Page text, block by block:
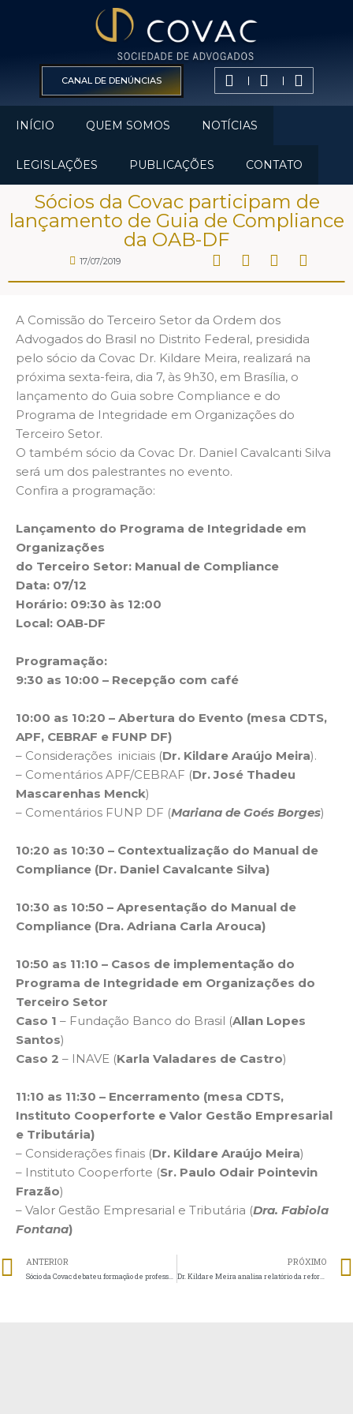
CANAL DE DENÚNCIAS
INÍCIO QUEM SOMOS NOTÍCIAS
LEGISLAÇÕES PUBLICAÇÕES CONTATO
Sócios da Covac participam de
lançamento de Guia de Compliance
da OAB-DF
17/07/2019
A Comissão do Terceiro Setor da Ordem dos
Advogados do Brasil no Distrito Federal, presidida
pelo sócio da Covac Dr. Kildare Meira, realizará na
próxima sexta-feira, dia 7, às 9h30, em Brasília, o
lançamento do Guia sobre Compliance e do
Programa de Integridade em Organizações do
Terceiro Setor.
O também sócio da Covac Dr. Daniel Cavalcanti Silva
será um dos palestrantes no evento.
Confira a programação:
Lançamento do Programa de Integridade em
Organizações
do Terceiro Setor: Manual de Compliance
Data: 07/12
Horário: 09:30 às 12:00
Local: OAB-DF
Programação:
9:30 as 10:00 – Recepção com café
10:00 as 10:20 – Abertura do Evento (mesa CDTS,
APF, CEBRAF e FUNP DF)
– Considerações iniciais (Dr. Kildare Araújo Meira).
– Comentários APF/CEBRAF (Dr. José Thadeu
Mascarenhas Menck)
– Comentários FUNP DF (Mariana de Goés Borges)
10:20 as 10:30 – Contextualização do Manual de
Compliance (Dr. Daniel Cavalcante Silva)
10:30 as 10:50 – Apresentação do Manual de
Compliance (Dra. Adriana Carla Arouca)
10:50 as 11:10 – Casos de implementação do
Programa de Integridade em Organizações do
Terceiro Setor
Caso 1 – Fundação Banco do Brasil (Allan Lopes
Santos)
Caso 2 – INAVE (Karla Valadares de Castro)
11:10 as 11:30 – Encerramento (mesa CDTS,
Instituto Cooperforte e Valor Gestão Empresarial
e Tributária)
– Considerações finais (Dr. Kildare Araújo Meira)
– Instituto Cooperforte (Sr. Paulo Odair Pointevin
Frazão)
– Valor Gestão Empresarial e Tributária (Dra. Fabiola
Fontana)
ANTERIOR PRÓXIMO
Dr. Kildare Meira analisa relatório da reforma da Previdência